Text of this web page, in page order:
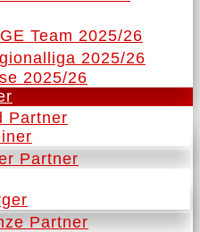
Team 2025/26
2025/26
2025/26
Partner
Partner
Partner